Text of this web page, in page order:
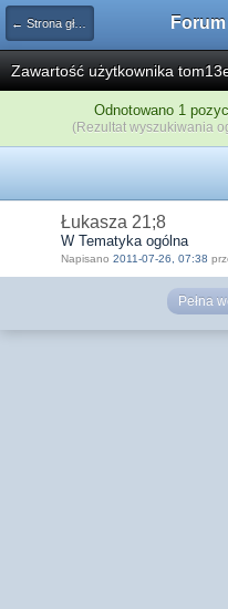
← Strona główna
Zawartość użytkownika
Odnotowano 1
(Rezultat wyszukiwania
Łukasza 21;8
W Tematyka ogólna
Napisano 2011-07-26, 07:38
Pełna